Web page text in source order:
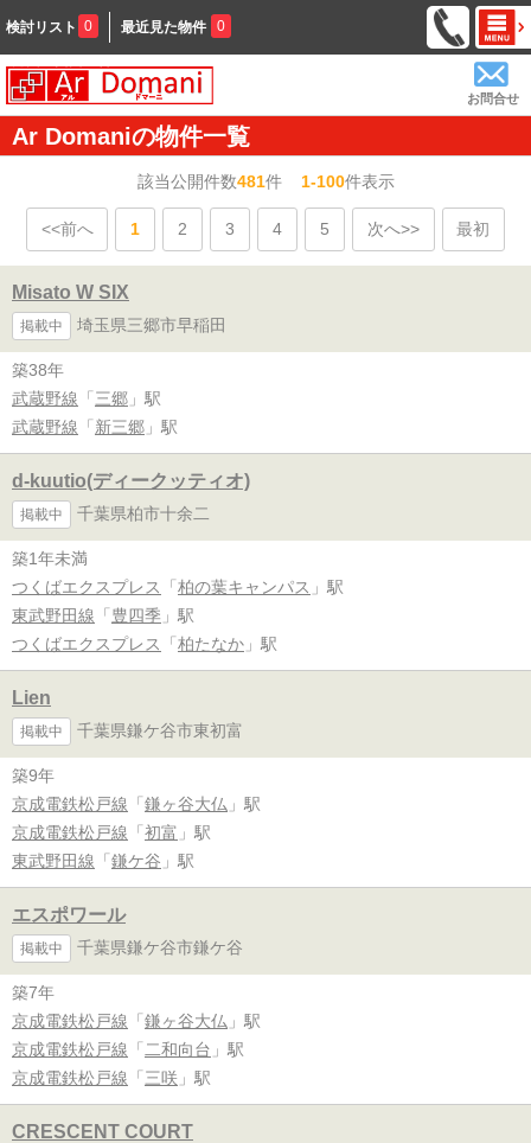
検討リスト 0 最近見た物件 0
お問合せ
Ar Domaniの物件一覧
該当公開件数481件1-100件表示
<<前へ 1 2 3 4 5 次へ>> 最初
Misato W SIX
掲載中 埼玉県三郷市早稲田
築38年
武蔵野線 「 三郷 」駅
武蔵野線 「 新三郷 」駅
d-kuutio(ディークッティオ)
掲載中 千葉県柏市十余二
築1年未満
つくばエクスプレス
「 柏の葉キャンパス 」駅
東武野田線 「 豊四季 」駅
つくばエクスプレス
「 柏たなか 」駅
Lien
掲載中 千葉県鎌ケ谷市東初富
築9年
京成電鉄松戸線 「 鎌ヶ谷大仏 」駅
京成電鉄松戸線 「 初富 」駅
東武野田線 「 鎌ケ谷 」駅
エスポワール
掲載中 千葉県鎌ケ谷市鎌ケ谷
築7年
京成電鉄松戸線 「 鎌ヶ谷大仏 」駅
京成電鉄松戸線 「 二和向台 」駅
京成電鉄松戸線 「 三咲 」駅
CRESCENT COURT